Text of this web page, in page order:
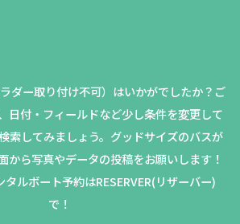
ダー取り付け不可）はいかがでしたか？ ご
日付・フィールドなど少し条件を変更して
索してみましょう。 グッドサイズのバスが
から写真やデータの投稿をお願いします！
ルボート予約はRESERVER(リザーバー)
で！